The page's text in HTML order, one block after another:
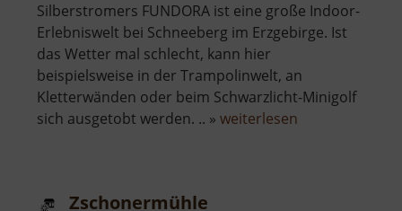
Silberstromers FUNDORA ist eine große Indoor-
Erlebniswelt bei Schneeberg im Erzgebirge. Ist
das Wetter mal schlecht, kann hier
beispielsweise in der Trampolinwelt, an
Kletterwänden oder beim Schwarzlicht-Minigolf
sich ausgetobt werden. .. » weiterlesen
Zschonermühle